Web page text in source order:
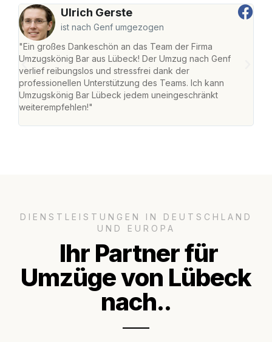
Ulrich Gerste
ist nach Genf umgezogen
"Ein großes Dankeschön an das Team der Firma
Umzugskönig Bar aus Lübeck! Der Umzug nach Genf
verlief reibungslos und stressfrei dank der
professionellen Unterstützung des Teams. Ich kann
Umzugskönig Bar Lübeck jedem uneingeschränkt
weiterempfehlen!"
DIENSTLEISTUNGEN IN DEUTSCHLAND
UND EUROPA
Ihr Partner für
Umzüge von Lübeck
nach..